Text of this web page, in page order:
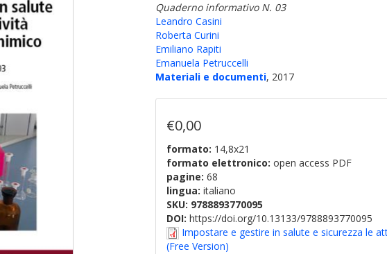
Quaderno informativo N. 03
Leandro Casini
Roberta Curini
Emiliano Rapiti
Emanuela Petruccelli
Materiali e documenti, 2017
€0,00
formato: 14,8x21
formato elettronico: open access PDF
pagine: 68
lingua: italiano
SKU: 9788893770095
DOI: https://doi.org/10.13133/9788893770095
Impostare e gestire in salute e sicurezza le
(Free Version)